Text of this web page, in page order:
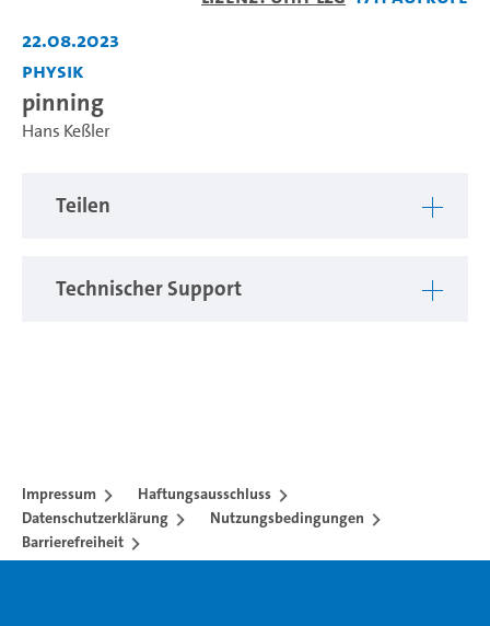
22.08.2023
Physik
pinning
Hans Keßler
Teilen
Technischer Support
Impressum
Haftungsausschluss
Datenschutzerklärung
Nutzungsbedingungen
Barrierefreiheit